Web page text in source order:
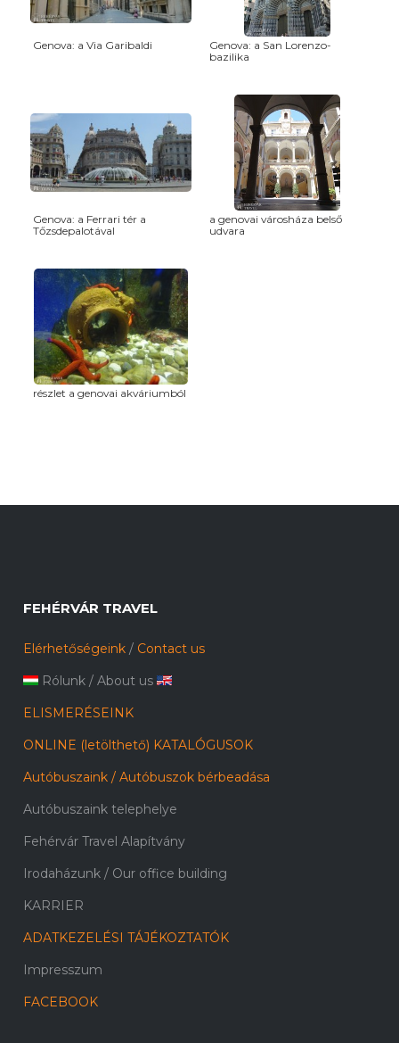
Genova: a Via Garibaldi
Genova: a San Lorenzo-
bazilika
Genova: a Ferrari tér a
Tőzsdepalotával
a genovai városháza belső
udvara
részlet a genovai akváriumból
FEHÉRVÁR TRAVEL
Elérhetőségeink / Contact us
Rólunk /About us
ELISMERÉSEINK
ONLINE (letölthető) KATALÓGUSOK
Autóbuszaink / Autóbuszok bérbeadása
Autóbuszaink telephelye
Fehérvár Travel Alapítvány
Irodaházunk / Our office building
KARRIER
ADATKEZELÉSI TÁJÉKOZTATÓK
Impresszum
FACEBOOK